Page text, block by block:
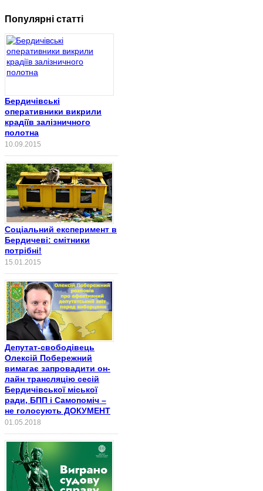
Популярні статті
Бердичівські
оперативники викрили
крадіїв залізничного
полотна
10.09.2015
Соціальний експеримент в
Бердичеві: смітники
потрібні!
15.01.2015
Депутат-свободівець
Олексій Побережний
вимагає запровадити он-
лайн трансляцію сесій
Бердичівської міської
ради, БПП і Самопоміч –
не голосують ДОКУМЕНТ
01.05.2018